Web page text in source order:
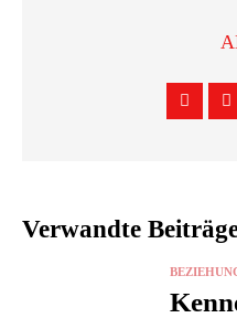
Verwandte